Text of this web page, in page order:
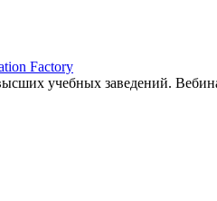
Factory
учебных заведений.